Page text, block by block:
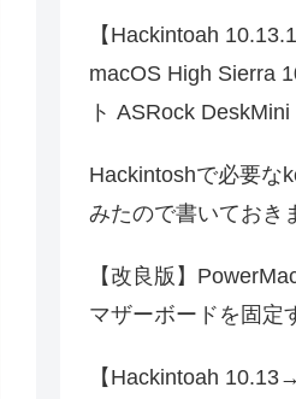
【Hackintoah
macOS High Sierra
ト ASRock DeskMini
Hackintoshで必要な
みたので書いておき
【改良版】
マザーボードを固定
【Hackintoah